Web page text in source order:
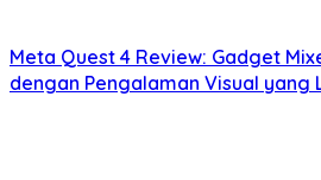
Meta Quest 4 Review: Gadget
dengan Pengalaman Visual yang